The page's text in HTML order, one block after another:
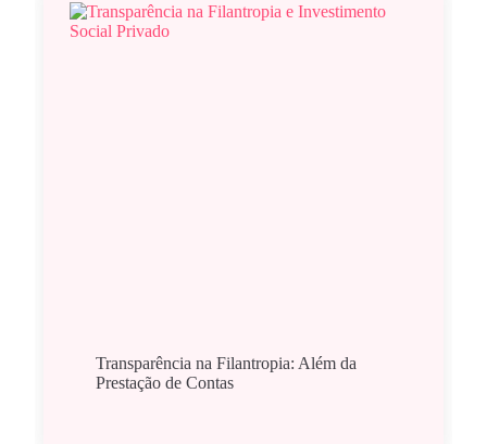
Transparência na Filantropia: Além da
Prestação de Contas